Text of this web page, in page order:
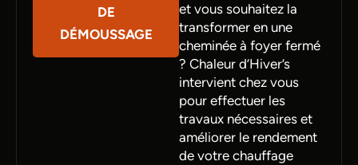
et vous souhaitez la
transformer en une
cheminée à foyer fermé
? Chaleur d’Hiver’s
intervient chez vous
pour effectuer les
travaux nécessaires et
améliorer le rendement
de votre chauffage
DE
DÉMOUSSAGE